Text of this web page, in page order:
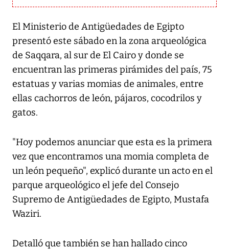
El Ministerio de Antigüedades de Egipto
presentó este sábado en la zona arqueológica
de Saqqara, al sur de El Cairo y donde se
encuentran las primeras pirámides del país, 75
estatuas y varias momias de animales, entre
ellas cachorros de león, pájaros, cocodrilos y
gatos.
"Hoy podemos anunciar que esta es la primera
vez que encontramos una momia completa de
un león pequeño", explicó durante un acto en el
parque arqueológico el jefe del Consejo
Supremo de Antigüedades de Egipto, Mustafa
Waziri.
Detalló que también se han hallado cinco